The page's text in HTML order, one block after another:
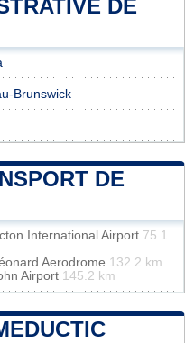
DE
Brunswick
DE
International Airport 75.1
Aerodrome 132.2 km
Airport 145.2 km